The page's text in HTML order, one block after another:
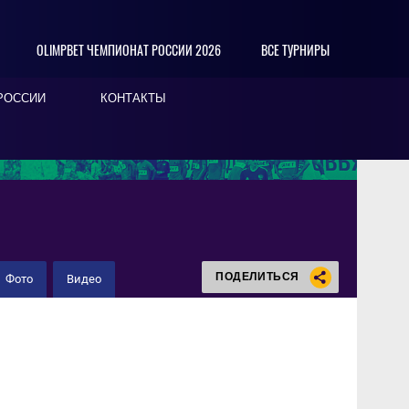
OLIMPBET ЧЕМПИОНАТ РОССИИ 2026 ВСЕ ТУРНИРЫ
КОНТАКТЫ
Фото Видео ПОДЕЛИТЬСЯ